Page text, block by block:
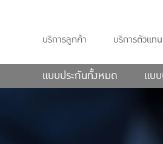
บริการลูกค้า บริการตัวแทน
แบบประกันทั้งหมด แบ